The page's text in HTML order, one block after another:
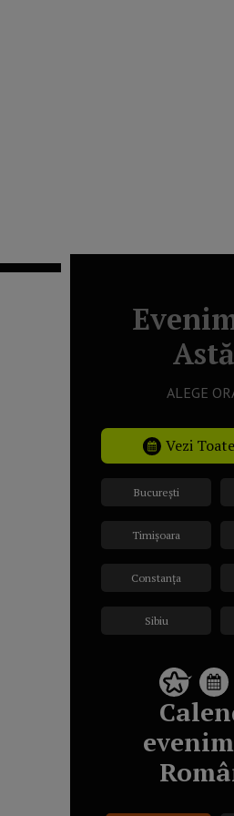
ALEGE
Vezi
București
Timișoara
Constanța
Sibiu